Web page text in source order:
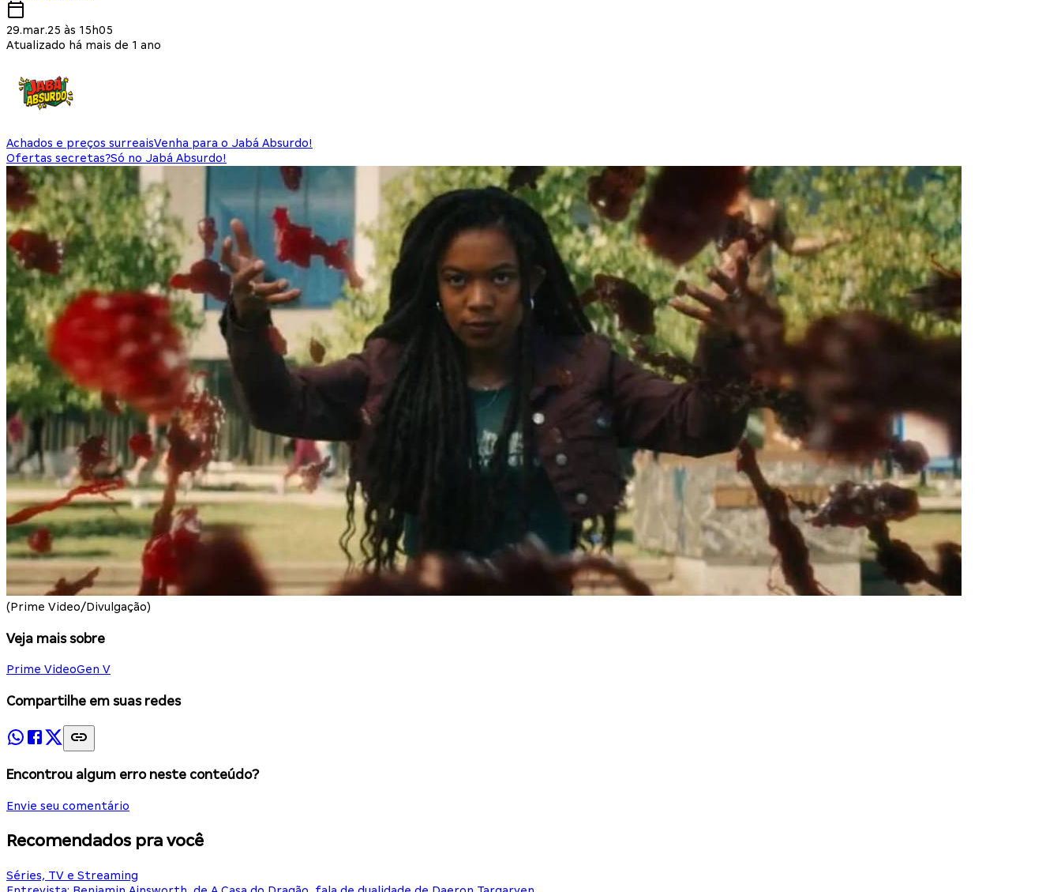
29.mar.25 às 15h05
Atualizado há mais de 1 ano
Achados e preços surreaisVenha para o Jabá Absurdo!
Ofertas secretas?Só no Jabá Absurdo!
(Prime Video/Divulgação)
Veja mais sobre
Prime VideoGen V
Compartilhe em suas redes
Encontrou algum erro neste conteúdo?
Envie seu comentário
Recomendados pra você
Séries, TV e Streaming